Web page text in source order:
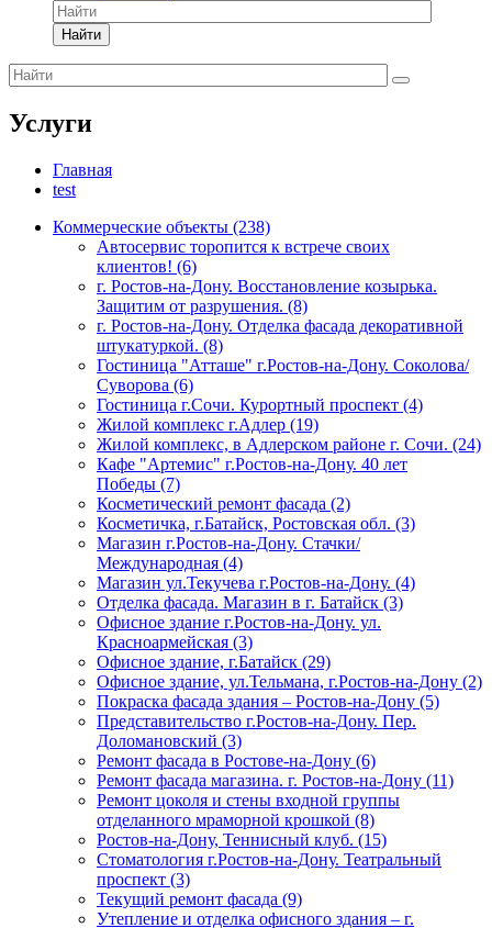
Найти
Услуги
Главная
test
Коммерческие объекты (238)
Автосервис торопится к встрече своих
клиентов! (6)
г. Ростов-на-Дону. Восстановление козырька.
Защитим от разрушения. (8)
г. Ростов-на-Дону. Отделка фасада декоративной
штукатуркой. (8)
Гостиница "Атташе" г.Ростов-на-Дону. Соколова/
Суворова (6)
Гостиница г.Сочи. Курортный проспект (4)
Жилой комплекс г.Адлер (19)
Жилой комплекс, в Адлерском районе г. Сочи. (24)
Кафе "Артемис" г.Ростов-на-Дону. 40 лет
Победы (7)
Косметический ремонт фасада (2)
Косметичка, г.Батайск, Ростовская обл. (3)
Магазин г.Ростов-на-Дону. Стачки/
Международная (4)
Магазин ул.Текучева г.Ростов-на-Дону. (4)
Отделка фасада. Магазин в г. Батайск (3)
Офисное здание г.Ростов-на-Дону. ул.
Красноармейская (3)
Офисное здание, г.Батайск (29)
Офисное здание, ул.Тельмана, г.Ростов-на-Дону (2)
Покраска фасада здания – Ростов-на-Дону (5)
Представительство г.Ростов-на-Дону. Пер.
Доломановский (3)
Ремонт фасада в Ростове-на-Дону (6)
Ремонт фасада магазина. г. Ростов-на-Дону (11)
Ремонт цоколя и стены входной группы
отделанного мраморной крошкой (8)
Ростов-на-Дону, Теннисный клуб. (15)
Стоматология г.Ростов-на-Дону. Театральный
проспект (3)
Текущий ремонт фасада (9)
Утепление и отделка офисного здания – г.